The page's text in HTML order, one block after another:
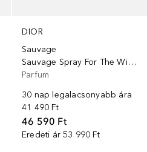
DIOR
Sauvage
Sauvage Spray For The Wild Parfum - Limitált kiadás
Parfum
30 nap legalacsonyabb ára
41 490 Ft
46 590 Ft
Eredeti ár 53 990 Ft